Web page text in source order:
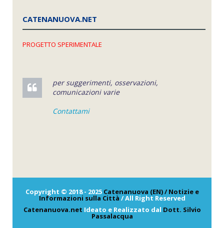
CATENANUOVA.NET
PROGETTO SPERIMENTALE
per suggerimenti, osservazioni,
comunicazioni varie
Contattami
Copyright © 2018 - 2025 Catenanuova (EN) / Notizie e
Informazioni sulla Città / All Right Reserved
Catenanuova.net Ideato e Realizzato dal Dott. Silvio
Passalacqua